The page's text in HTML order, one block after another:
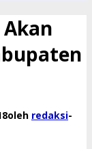
oleh redaksi-